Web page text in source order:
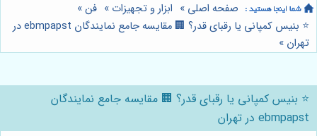
صفحه اصلی » ابزار و تجهیزات » فن»
⭐️ بنیس کمپانی یا رقبای قدر؟ 🏢 مقایسه جامع نمایندگان ebmpapst در
تهران »
⭐️ بنیس کمپانی یا رقبای قدر؟ 🏢 مقایسه جامع نمایندگان
ebmpapst در تهران